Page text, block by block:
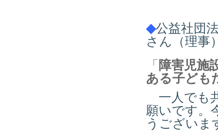
◆公益社団
さん（理事
「 障害児施
ある子ども
一人でも
願いです。
うございま